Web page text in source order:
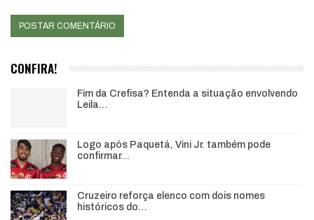
CONFIRA!
Fim da Crefisa? Entenda a situação envolvendo
Leila…
Logo após Paquetá, Vini Jr. também pode
confirmar…
Cruzeiro reforça elenco com dois nomes
históricos do…